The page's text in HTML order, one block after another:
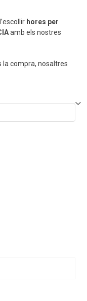
hores per
amb els nostres
la compra, nosaltres